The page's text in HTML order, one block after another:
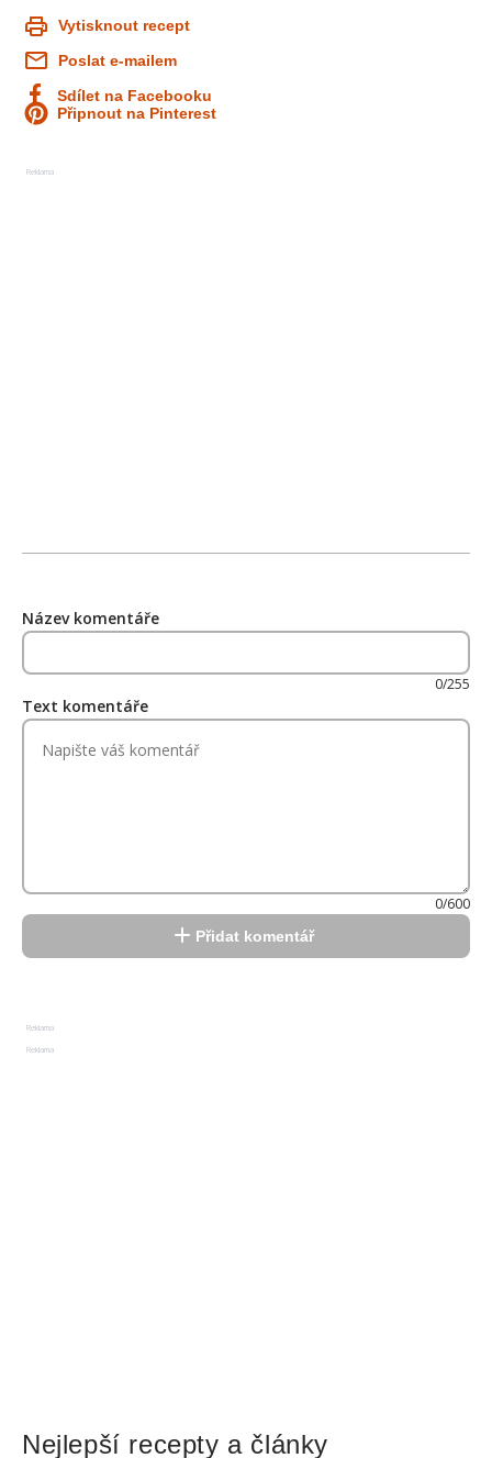
Vytisknout recept
Poslat e-mailem
Sdílet na Facebooku
Připnout na Pinterest
Reklama
Název komentáře
0/255
Text komentáře
0/600
Přidat komentář
Reklama
Reklama
Nejlepší recepty a články